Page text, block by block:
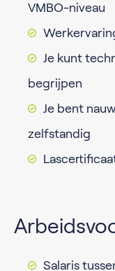
VMBO-niveau
Je kunt
begrijpen
Je bent
zelfstandig
Salaris